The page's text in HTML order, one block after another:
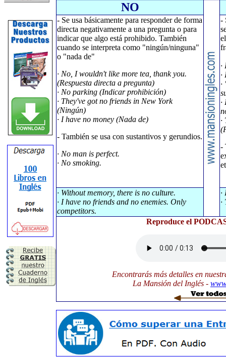
NO
- Se usa básicamente para responder de forma
directa negativamente a una pregunta o para
indicar que algo está prohibido. También
cuando se interpreta como "ningún/ninguna"
o "nada de"
· No, I wouldn't like more tea, thank you.
(Respuesta directa a pregunta)
· No parking (Indicar prohibición)
· They've got no friends in New York
(Ningún)
· I have no money (Nada de)
- También se usa con sustantivos y gerundios.
· No man is perfect.
· No smoking.
-
-
· Without memory, there is no culture.
· I have no friends and no enemies. Only
competitors.
Reproduce el
Encontrarás más detalles en
La Mansión del Inglés -